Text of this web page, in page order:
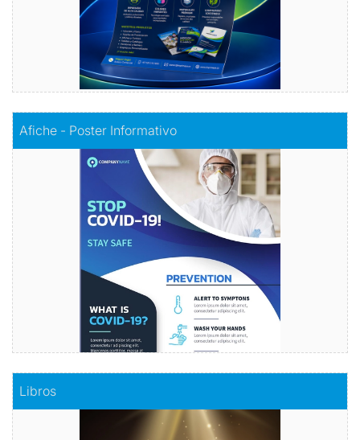
Afiche - Poster Informativo
Información visualmente atractiva
Comprar
Comprar
Libros
Haz realidad tu historia
Comprar